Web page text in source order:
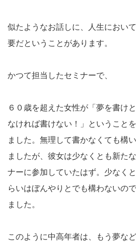
似たようなお話しに、人生におい
要だということがあります。
かつて担当したセミナーで、
６０歳を超えた女性が「夢を書け
なければ書けない！」ということ
ました。無理して書かなくても構
ましたが、彼女は少なくとも新た
ナーに参加していたはず。少なく
らいはぼんやりとでも構わないの
ました。
このように中高年者は、もう夢な